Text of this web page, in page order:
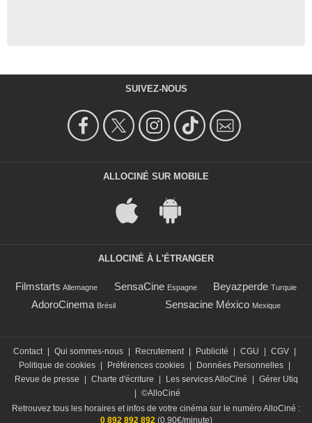
SUIVEZ-NOUS
ALLOCINÉ SUR MOBILE
ALLOCINÉ À L'ÉTRANGER
Filmstarts Allemagne SensaCine Espagne Beyazperde Turquie
AdoroCinema Brésil Sensacine México Mexique
Contact Qui sommes-nous Recrutement Publicité CGU CGV
Politique de cookies
Préférences cookies Données Personnelles
Revue de presse
Charte d'écriture Les services AlloCiné
Gérer Utiq
©AlloCiné
Retrouvez tous les horaires et infos de votre cinéma sur le numéro AlloCiné :
0 892 892 892(0,90€/minute)